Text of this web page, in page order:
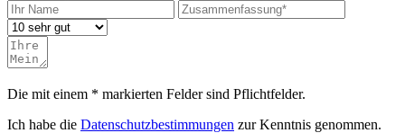
Die mit einem * markierten Felder sind Pflichtfelder.
Ich habe die Datenschutzbestimmungen zur Kenntnis genommen.